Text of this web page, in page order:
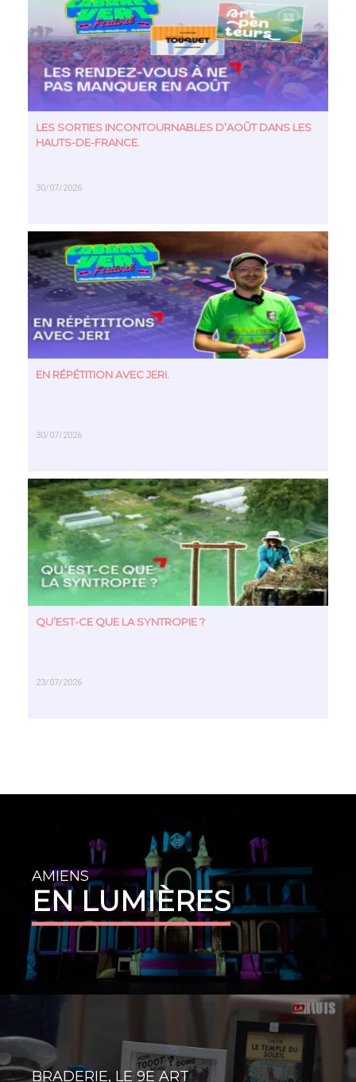
EN SAVOIR PLUS
LES SORTIES INCONTOURNABLES D’AOÛT DANS LES
HAUTS-DE-FRANCE.
30/07/2026
EN SAVOIR PLUS
EN RÉPÉTITION AVEC JERI.
30/07/2026
EN SAVOIR PLUS
QU’EST-CE QUE LA SYNTROPIE ?
23/07/2026
AMIENS
EN LUMIÈRES
BRADERIE, LE 9E ART